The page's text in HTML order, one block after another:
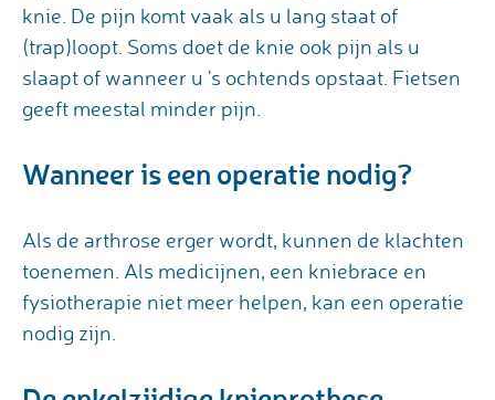
knie. De pijn komt vaak als u lang staat of
(trap)loopt. Soms doet de knie ook pijn als u
slaapt of wanneer u 's ochtends opstaat. Fietsen
geeft meestal minder pijn.
Wanneer is een operatie nodig?
Als de arthrose erger wordt, kunnen de klachten
toenemen. Als medicijnen, een kniebrace en
fysiotherapie niet meer helpen, kan een operatie
nodig zijn.